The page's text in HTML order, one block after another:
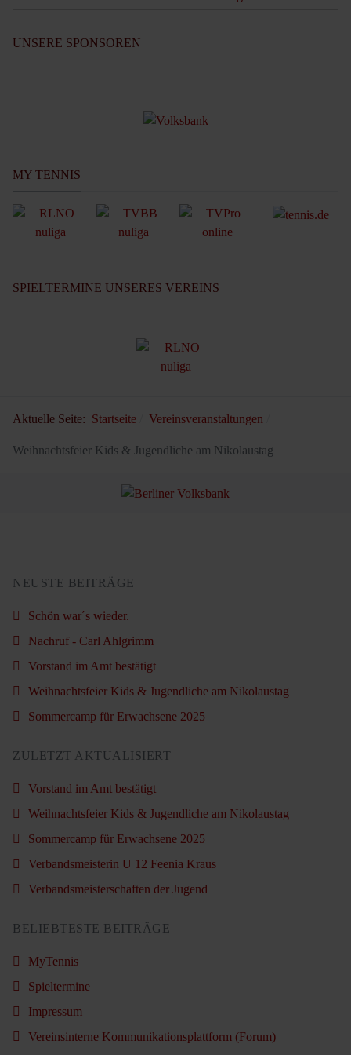
UNSERE SPONSOREN
MY TENNIS
SPIELTERMINE UNSERES VEREINS
Aktuelle Seite: Startseite Vereinsveranstaltungen
Weihnachtsfeier Kids & Jugendliche am Nikolaustag
NEUSTE BEITRÄGE
Schön war´s wieder.
Nachruf - Carl Ahlgrimm
Vorstand im Amt bestätigt
Weihnachtsfeier Kids & Jugendliche am Nikolaustag
Sommercamp für Erwachsene 2025
ZULETZT AKTUALISIERT
Vorstand im Amt bestätigt
Weihnachtsfeier Kids & Jugendliche am Nikolaustag
Sommercamp für Erwachsene 2025
Verbandsmeisterin U 12 Feenia Kraus
Verbandsmeisterschaften der Jugend
BELIEBTESTE BEITRÄGE
MyTennis
Spieltermine
Impressum
Vereinsinterne Kommunikationsplattform (Forum)